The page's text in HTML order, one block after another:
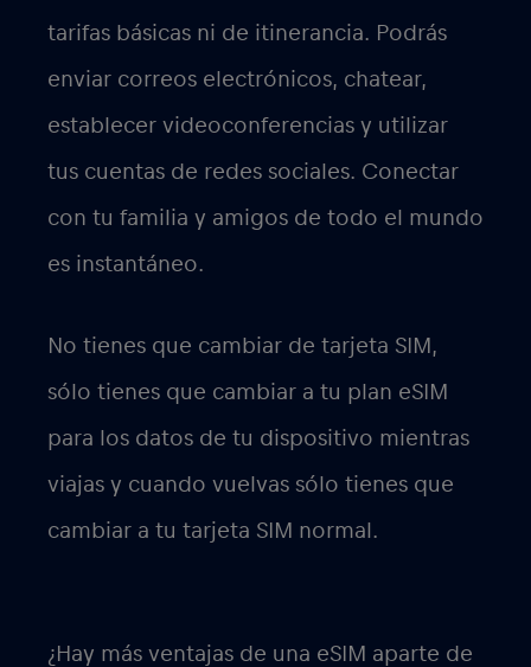
tarifas básicas ni de itinerancia. Podrás
enviar correos electrónicos, chatear,
establecer videoconferencias y utilizar
tus cuentas de redes sociales. Conectar
con tu familia y amigos de todo el mundo
es instantáneo.
No tienes que cambiar de tarjeta SIM,
sólo tienes que cambiar a tu plan eSIM
para los datos de tu dispositivo mientras
viajas y cuando vuelvas sólo tienes que
cambiar a tu tarjeta SIM normal.
¿Hay más ventajas de una eSIM aparte de